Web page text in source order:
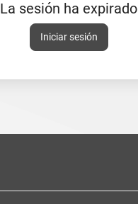
Sesión
expirada
La sesión ha expirado
Iniciar sesión